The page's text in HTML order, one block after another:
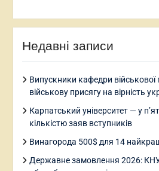
Недавні записи
Випускники кафедри військової
військову присягу на вірність
Карпатський університет — у
кількістю заяв вступників
Винагорода 500$ для 14
Державне замовлення 2026: